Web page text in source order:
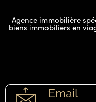
Agence immobilière
biens immobiliers en
Email